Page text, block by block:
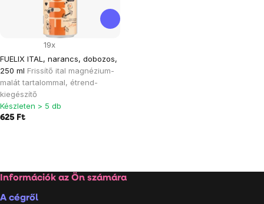
FUELIX ITAL, narancs, dobozos,
250 ml Frissítő ital magnézium-
malát tartalommal, étrend-
kiegészítő
19x
Készleten > 5 db
625 Ft
elemei
Lábléc
Információk az Ön számára
A cégről